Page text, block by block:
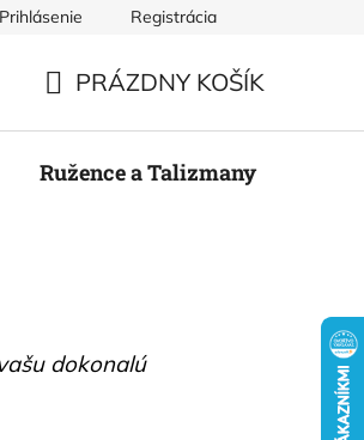
ochrany osobných údajov
Prihlásenie Registrácia
KOŠÍK
PRÁZDNY KOŠÍK
Ružence a Talizmany
dokonalú